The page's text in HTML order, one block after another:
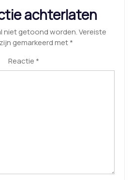
achterlaten
niet getoond worden.Vereiste
gemarkeerd met*
Reactie *